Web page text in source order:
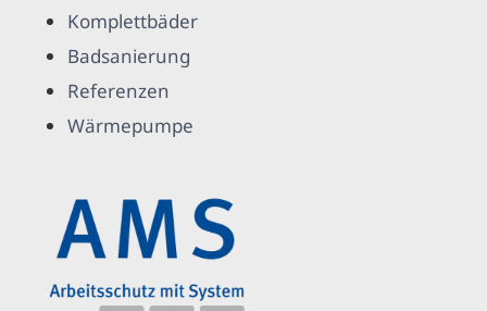
Komplettbäder
Badsanierung
Referenzen
Wärmepumpe